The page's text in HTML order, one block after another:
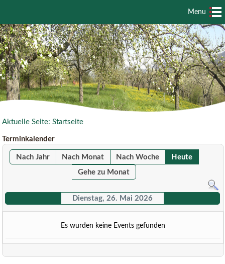
Menu
Aktuelle Seite:Startseite
Terminkalender
Nach Jahr Nach Monat Nach Woche
Heute
Gehe zu Monat
Dienstag, 26. Mai 2026
Es wurden keine Events gefunden